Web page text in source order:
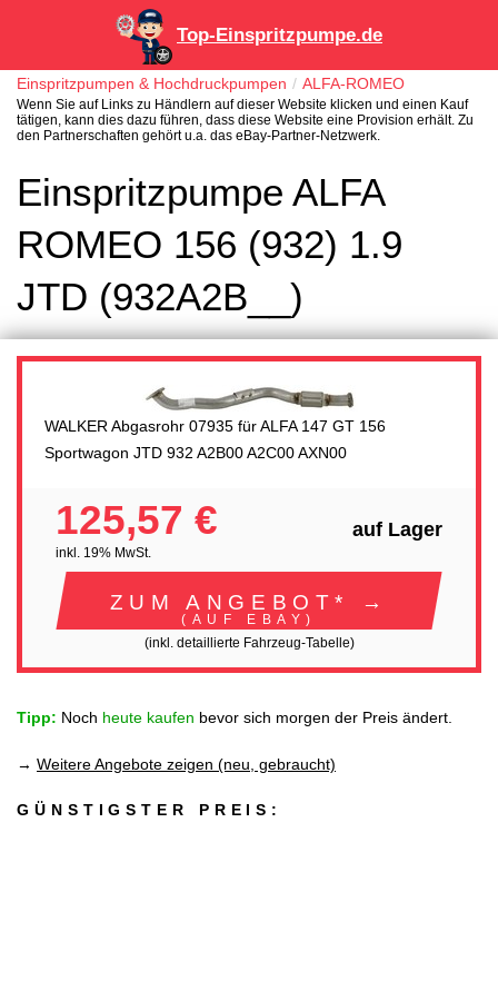
Top-Einspritzpumpe.de
Einspritzpumpen & Hochdruckpumpen ALFA-ROMEO
Wenn Sie auf Links zu Händlern auf dieser Website klicken und einen Kauf
tätigen, kann dies dazu führen, dass diese Website eine Provision erhält. Zu
den Partnerschaften gehört u.a. das eBay-Partner-Netzwerk.
Einspritzpumpe ALFA
ROMEO 156 (932) 1.9
JTD (932A2B__)
WALKER Abgasrohr 07935 für ALFA 147 GT 156
Sportwagon JTD 932 A2B00 A2C00 AXN00
125,57 €
inkl. 19% MwSt.
auf Lager
ZUM ANGEBOT* →
(AUF EBAY)
(inkl. detaillierte Fahrzeug-Tabelle)
Tipp: Noch heute kaufen bevor sich morgen der Preis ändert.
→ Weitere Angebote zeigen (neu, gebraucht)
GÜNSTIGSTER PREIS: